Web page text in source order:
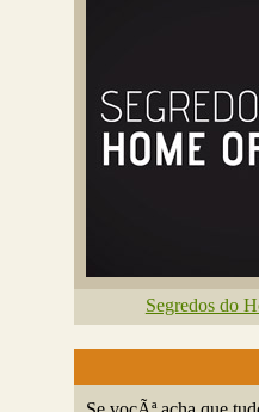
Segredos do